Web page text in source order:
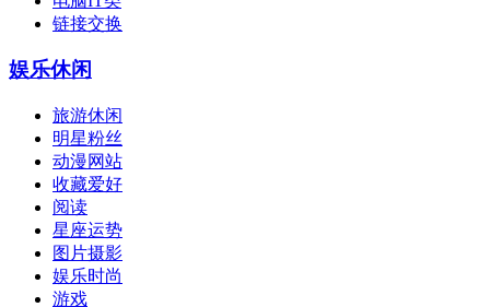
链接交换
娱乐休闲
旅游休闲
明星粉丝
动漫网站
收藏爱好
阅读
星座运势
图片摄影
娱乐时尚
游戏